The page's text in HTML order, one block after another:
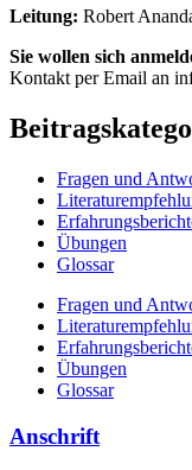
Leitung: Robert
Sie wollen sich
Kontakt per Email an
Fragen und
Übungen
Glossar
Fragen und
Übungen
Glossar
Anschrift